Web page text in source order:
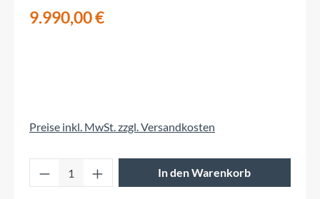
9.990,00 €
Preise inkl. MwSt. zzgl. Versandkosten
Produkt Anzahl: Gib den gewünschten
In den Warenkorb